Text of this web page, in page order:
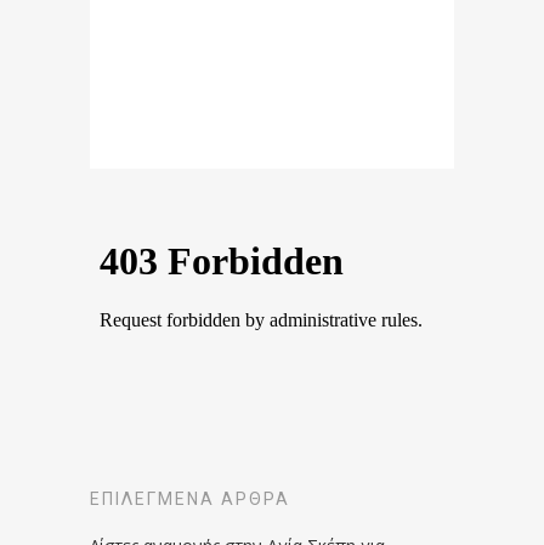
ΕΠΙΛΕΓΜΈΝΑ ΆΡΘΡΑ